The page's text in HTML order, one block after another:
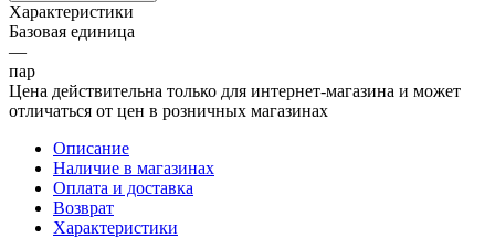
Характеристики
Базовая единица
—
пар
Цена действительна только для интернет-магазина и может
отличаться от цен в розничных магазинах
Описание
Наличие в магазинах
Оплата и доставка
Возврат
Характеристики